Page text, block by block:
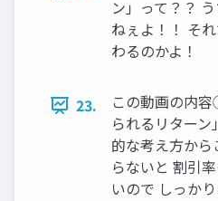
ン」って？？
ねぇよ！！ そ
わるのかよ！
23.
この動画の内
られるリター
的な考え方か
らないと 割引
いので しっか